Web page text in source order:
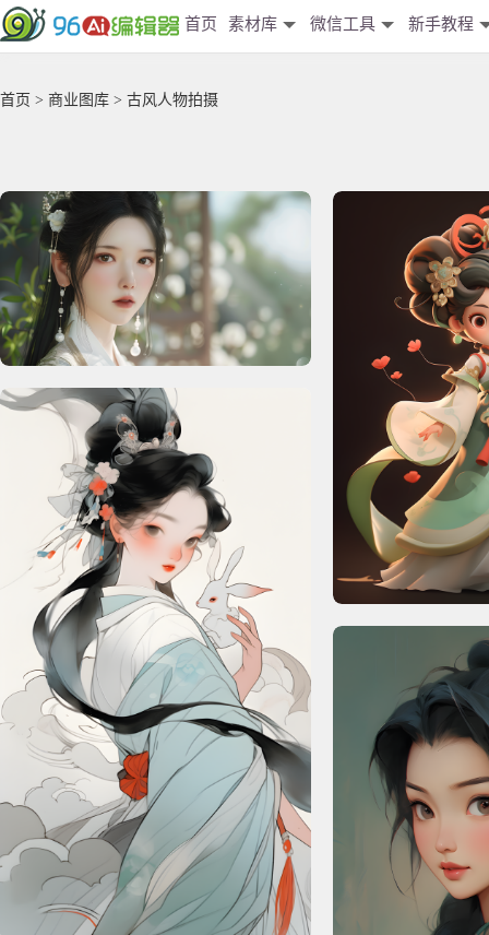
首页 素材库 微信工具 新手教程
首页 > 商业图库 > 古风人物拍摄